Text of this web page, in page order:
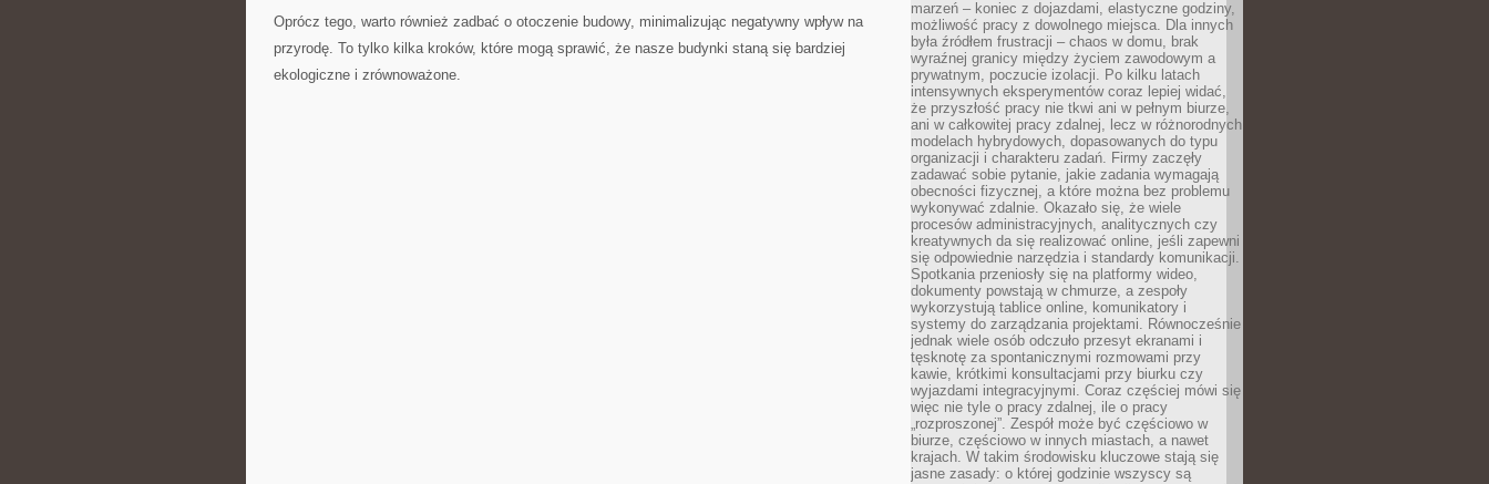
Oprócz tego, warto również zadbać​ o‍ otoczenie budowy, minimalizując negatywny wpływ na​
przyrodę. To tylko kilka ‍kroków, które mogą sprawić, że nasze budynki staną się bardziej
⁣ekologiczne i zrównoważone.
marzeń – koniec z dojazdami, elastyczne godziny,
możliwość pracy z dowolnego miejsca. Dla innych
była źródłem frustracji – chaos w domu, brak
wyraźnej granicy między życiem zawodowym a
prywatnym, poczucie izolacji. Po kilku latach
intensywnych eksperymentów coraz lepiej widać,
że przyszłość pracy nie tkwi ani w pełnym biurze,
ani w całkowitej pracy zdalnej, lecz w różnorodnych
modelach hybrydowych, dopasowanych do typu
organizacji i charakteru zadań. Firmy zaczęły
zadawać sobie pytanie, jakie zadania wymagają
obecności fizycznej, a które można bez problemu
wykonywać zdalnie. Okazało się, że wiele
procesów administracyjnych, analitycznych czy
kreatywnych da się realizować online, jeśli zapewni
się odpowiednie narzędzia i standardy komunikacji.
Spotkania przeniosły się na platformy wideo,
dokumenty powstają w chmurze, a zespoły
wykorzystują tablice online, komunikatory i
systemy do zarządzania projektami. Równocześnie
jednak wiele osób odczuło przesyt ekranami i
tęsknotę za spontanicznymi rozmowami przy
kawie, krótkimi konsultacjami przy biurku czy
wyjazdami integracyjnymi. Coraz częściej mówi się
więc nie tyle o pracy zdalnej, ile o pracy
„rozproszonej”. Zespół może być częściowo w
biurze, częściowo w innych miastach, a nawet
krajach. W takim środowisku kluczowe stają się
jasne zasady: o której godzinie wszyscy są